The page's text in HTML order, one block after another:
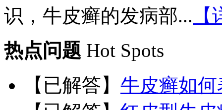
识，牛皮癣的发病部...
热点问题 Hot Spots
【已解答】 牛皮癣如